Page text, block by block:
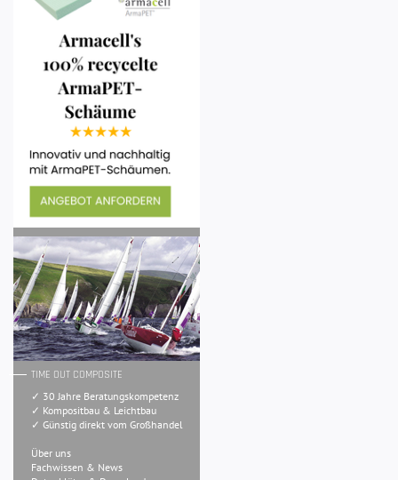
TIME OUT COMPOSITE
✓ 30 Jahre Beratungskompetenz
✓ Kompositbau & Leichtbau
✓ Günstig direkt vom Großhandel
Über uns
Fachwissen & News